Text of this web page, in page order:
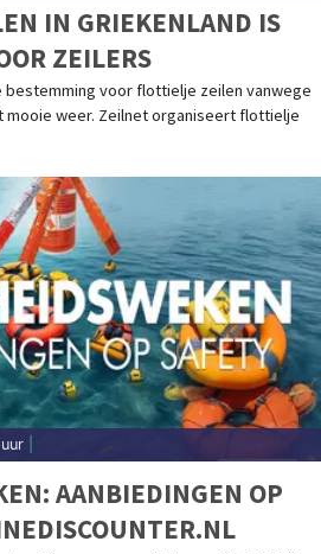
IN GRIEKENLAND IS
ZEILERS
bestemming voor flottielje zeilen vanwege
mooie weer. Zeilnet organiseert flottielje
AANBIEDINGEN OP